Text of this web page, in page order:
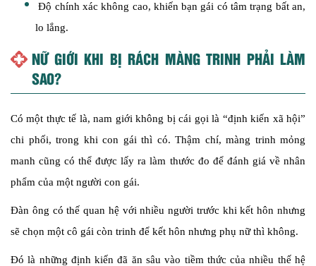
Độ chính xác không cao, khiến bạn gái có tâm trạng bất an,
lo lắng.
NỮ GIỚI KHI BỊ RÁCH MÀNG TRINH PHẢI LÀM
SAO?
Có một thực tế là, nam giới không bị cái gọi là “định kiến xã hội”
chi phối, trong khi con gái thì có. Thậm chí, màng trinh mỏng
manh cũng có thể được lấy ra làm thước đo để đánh giá về nhân
phẩm của một người con gái.
Đàn ông có thế quan hệ với nhiều người trước khi kết hôn nhưng
sẽ chọn một cô gái còn trinh để kết hôn nhưng phụ nữ thì không.
Đó là những định kiến đã ăn sâu vào tiềm thức của nhiều thế hệ